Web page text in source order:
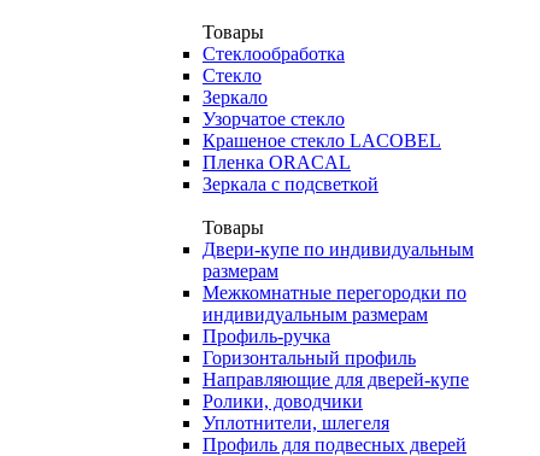
Товары
Стеклообработка
Стекло
Зеркало
Узорчатое стекло
Крашеное стекло LACOBEL
Пленка ORACAL
Зеркала с подсветкой
Товары
Двери-купе по индивидуальным
размерам
Межкомнатные перегородки по
индивидуальным размерам
Профиль-ручка
Горизонтальный профиль
Направляющие для дверей-купе
Ролики, доводчики
Уплотнители, шлегеля
Профиль для подвесных дверей